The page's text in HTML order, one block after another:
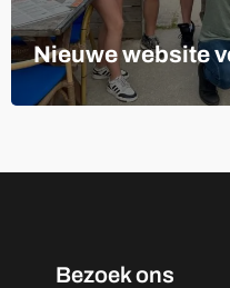
Nieuwe website
Bezoek ons